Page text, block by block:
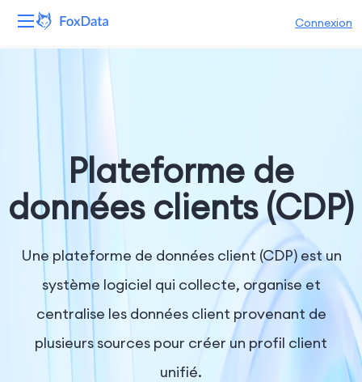
Connexion
Ressources
Entreprise
Plateforme de
données clients (CDP)
Une plateforme de données client (CDP) est un
système logiciel qui collecte, organise et
centralise les données client provenant de
plusieurs sources pour créer un profil client
unifié.